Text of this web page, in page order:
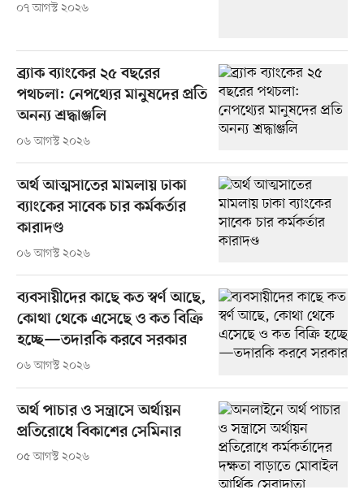
০৭ আগস্ট ২০২৬
ব্র্যাক ব্যাংকের ২৫ বছরের
পথচলা: নেপথ্যের মানুষদের প্রতি
অনন্য শ্রদ্ধাঞ্জলি
০৬ আগস্ট ২০২৬
অর্থ আত্মসাতের মামলায় ঢাকা
ব্যাংকের সাবেক চার কর্মকর্তার
কারাদণ্ড
০৬ আগস্ট ২০২৬
ব্যবসায়ীদের কাছে কত স্বর্ণ আছে,
কোথা থেকে এসেছে ও কত বিক্রি
হচ্ছে—তদারকি করবে সরকার
০৬ আগস্ট ২০২৬
অর্থ পাচার ও সন্ত্রাসে অর্থায়ন
প্রতিরোধে বিকাশের সেমিনার
০৫ আগস্ট ২০২৬